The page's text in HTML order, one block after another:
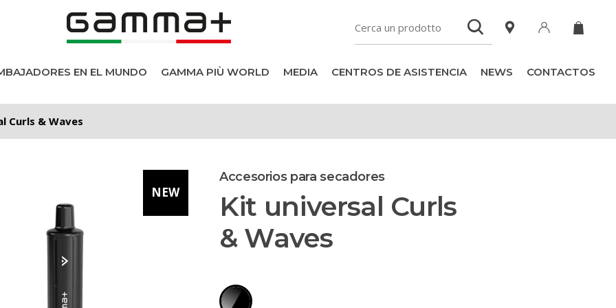
EN EL MUNDO GAMMA PIÙ WORLD MEDIA CENTROS DE ASISTENCIA NEWS CONTACTOS
Curls & Waves
NEW
Accesorios para secadores
Kit universal Curls
& Waves